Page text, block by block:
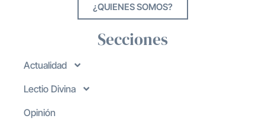
¿QUIENES SOMOS?
Secciones
Actualidad
Lectio Divina
Opinión